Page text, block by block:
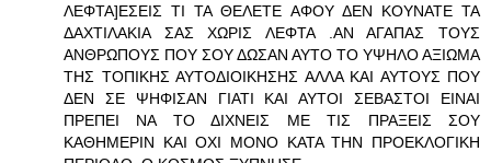
ΛΕΦΤΑ]ΕΣΕΙΣ ΤΙ ΤΑ ΘΕΛΕΤΕ ΑΦΟΥ ΔΕΝ ΚΟΥΝΑΤΕ ΤΑ
ΔΑΧΤΙΛΑΚΙΑ ΣΑΣ ΧΩΡΙΣ ΛΕΦΤΑ .ΑΝ ΑΓΑΠΑΣ ΤΟΥΣ
ΑΝΘΡΩΠΟΥΣ ΠΟΥ ΣΟΥ ΔΩΣΑΝ ΑΥΤΟ ΤΟ ΥΨΗΛΟ ΑΞΙΩΜΑ
ΤΗΣ ΤΟΠΙΚΗΣ ΑΥΤΟΔΙΟΙΚΗΣΗΣ ΑΛΛΑ ΚΑΙ ΑΥΤΟΥΣ ΠΟΥ
ΔΕΝ ΣΕ ΨΗΦΙΣΑΝ ΓΙΑΤΙ ΚΑΙ ΑΥΤΟΙ ΣΕΒΑΣΤΟΙ ΕΙΝΑΙ
ΠΡΕΠΕΙ ΝΑ ΤΟ ΔΙΧΝΕΙΣ ΜΕ ΤΙΣ ΠΡΑΞΕΙΣ ΣΟΥ
ΚΑΘΗΜΕΡΙΝ ΚΑΙ ΟΧΙ ΜΟΝΟ ΚΑΤΑ ΤΗΝ ΠΡΟΕΚΛΟΓΙΚΗ